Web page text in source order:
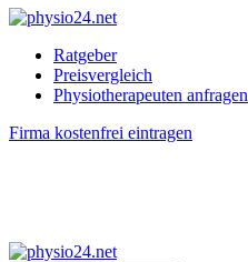
Ratgeber
Preisvergleich
Physiotherapeuten anfragen
Firma kostenfrei eintragen